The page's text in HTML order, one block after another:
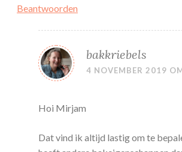
Beantwoorden
bakkriebels
4 NOVEMBER 2019
Hoi Mirjam
Dat vind ik altijd lastig om te